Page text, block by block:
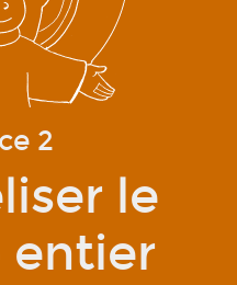
2
le
entier